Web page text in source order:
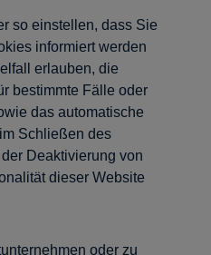
so einstellen, dass Sie
informiert werden
erlauben, die
bestimmte Fälle oder
das automatische
Schließen des
Deaktivierung von
dieser Website
oder zu